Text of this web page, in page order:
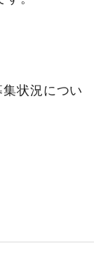
状況につい